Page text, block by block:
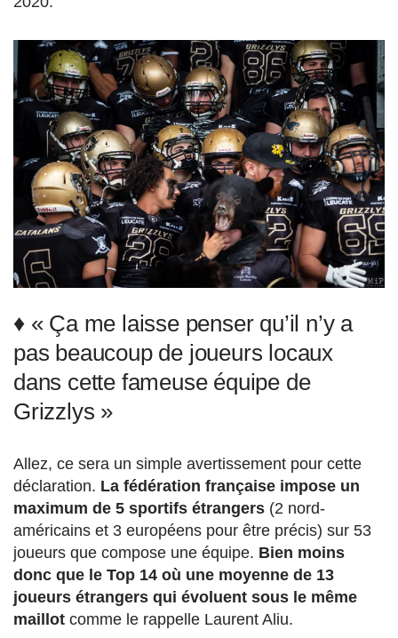
♦ « Ça me laisse penser qu’il n’y a
pas beaucoup de joueurs locaux
dans cette fameuse équipe de
Grizzlys »
Allez, ce sera un simple avertissement pour cette
déclaration. La fédération française impose un
maximum de 5 sportifs étrangers (2 nord-
américains et 3 européens pour être précis) sur 53
joueurs que compose une équipe. Bien moins
donc que le Top 14 où une moyenne de 13
joueurs étrangers qui évoluent sous le même
maillot comme le rappelle Laurent Aliu.